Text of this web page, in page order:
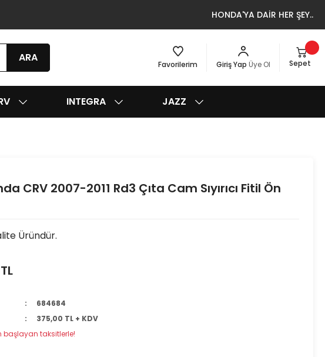
HONDA'YA DAİR HER ŞEY..
ARA
Favorilerim Giriş Yap Üye Ol Sepet
INTEGRA JAZZ
CRV 2007-2011 Rd3 Çıta Cam Sıyırıcı Fitil Ön
Üründür.
684684
375,00 TL + KDV
başlayan taksitlerle!